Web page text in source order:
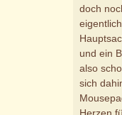
doch
und ein
also
sich